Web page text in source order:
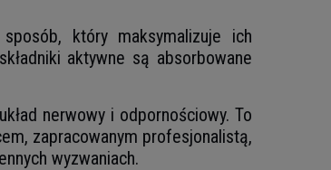
który maksymalizuje ich
aktywne są absorbowane
nerwowy i odpornościowy. To
zapracowanym profesjonalistą,
wyzwaniach.